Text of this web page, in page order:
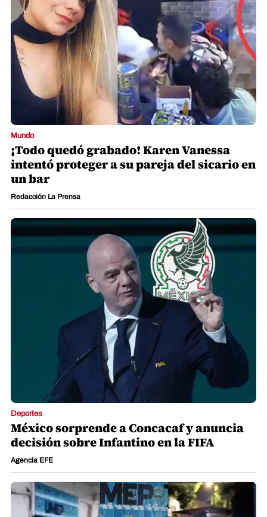
Mundo
¡Todo quedó grabado! Karen Vanessa
intentó proteger a su pareja del sicario en
un bar
Redacción La Prensa
Deportes
México sorprende a Concacaf y anuncia
decisión sobre Infantino en la FIFA
Agencia EFE